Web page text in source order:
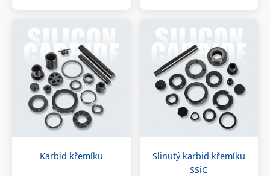
Karbid křemíku
Slinutý karbid křemíku
SSiC